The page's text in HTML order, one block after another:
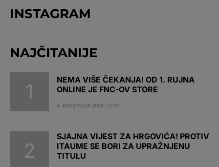
INSTAGRAM
NAJČITANIJE
NEMA VIŠE ČEKANJA! OD 1. RUJNA
ONLINE JE FNC-OV STORE
4. KOLOVOZA 2026. 12:07
SJAJNA VIJEST ZA HRGOVIĆA! PROTIV
ITAUME SE BORI ZA UPRAŽNJENU
TITULU